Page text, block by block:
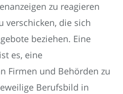
zu reagieren
verschicken, die sich
beziehen. Eine
es, eine
Firmen und Behörden zu
Berufsbild in